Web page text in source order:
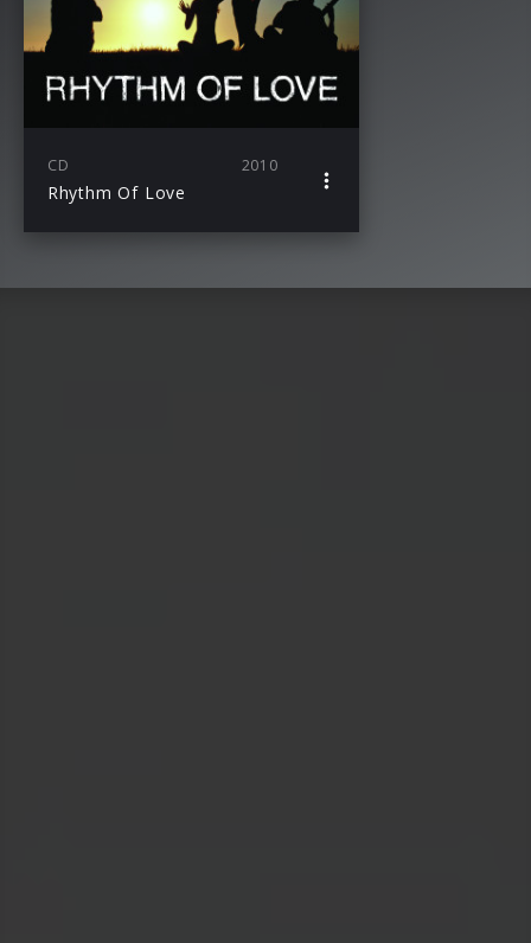
CD 2010
Rhythm Of Love